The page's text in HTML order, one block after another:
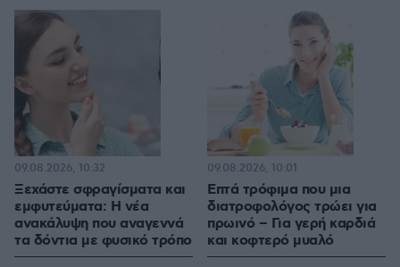
Ξεχάστε σφραγίσματα και
εμφυτεύματα: Η νέα
ανακάλυψη που αναγεννά
τα δόντια με φυσικό τρόπο
09.08.2026, 10:32
Επτά τρόφιμα που μια
διατροφολόγος τρώει για
πρωινό – Για γερή καρδιά
και κοφτερό μυαλό
09.08.2026, 10:01